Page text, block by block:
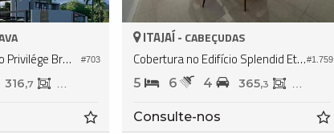
#703
Cobertura no Edifício Privilége Brava
316,7 203,
#1.759
ITAJAÍ - CABEÇUDAS
Cobertura no Edifício Splendid Etoile
5 6 4 365,3 296,
Consulte-nos